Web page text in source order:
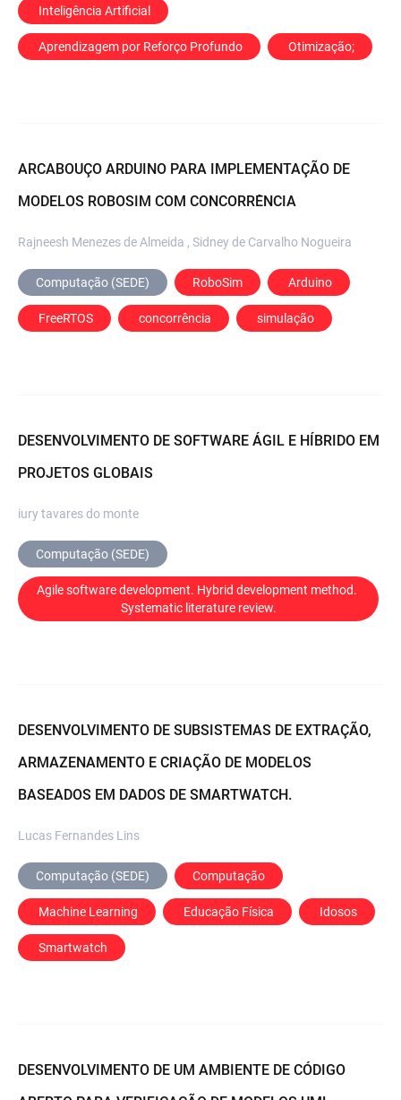
Inteligência Artificial
Aprendizagem por Reforço Profundo Otimização;
ARCABOUÇO ARDUINO PARA IMPLEMENTAÇÃO DE
MODELOS ROBOSIM COM CONCORRÊNCIA
Rajneesh Menezes de Almeida , Sidney de Carvalho Nogueira
Computação (SEDE) RoboSim Arduino
FreeRTOS concorrência simulação
DESENVOLVIMENTO DE SOFTWARE ÁGIL E HÍBRIDO EM
PROJETOS GLOBAIS
iury tavares do monte
Computação (SEDE)
Agile software development. Hybrid development method.
Systematic literature review.
DESENVOLVIMENTO DE SUBSISTEMAS DE EXTRAÇÃO,
ARMAZENAMENTO E CRIAÇÃO DE MODELOS
BASEADOS EM DADOS DE SMARTWATCH.
Lucas Fernandes Lins
Computação (SEDE) Computação
Machine Learning Educação Física Idosos
Smartwatch
DESENVOLVIMENTO DE UM AMBIENTE DE CÓDIGO